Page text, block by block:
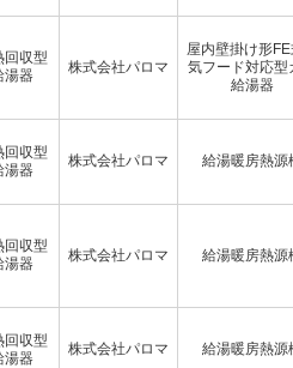
回収型
湯器
株式会社パロマ
屋内壁掛け形
気フード対応型
給湯器
回収型
湯器
株式会社パロマ 給湯暖房熱源
回収型
湯器
株式会社パロマ 給湯暖房熱源
回収型
湯器
株式会社パロマ 給湯暖房熱源